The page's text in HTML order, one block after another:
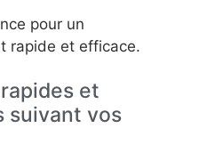
pour un
rapide et efficace.
et
suivant vos